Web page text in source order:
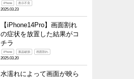
iPhone 表示不良
2025.03.23
【iPhone14Pro】画面割れ
の症状を放置した結果がコ
チラ
iPhone 液晶破損 画面割れ
2025.03.20
水濡れによって画面が映ら